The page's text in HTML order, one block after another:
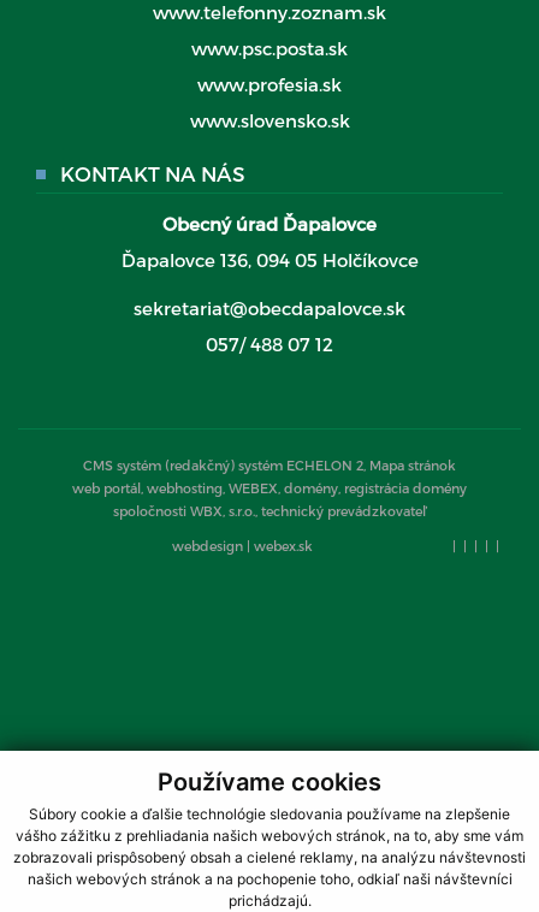
Používame cookies
Súbory cookie a ďalšie technológie sledovania používame na zlepšenie
vášho zážitku z prehliadania našich webových stránok, na to, aby sme vám
zobrazovali prispôsobený obsah a cielené reklamy, na analýzu návštevnosti
našich webových stránok a na pochopenie toho, odkiaľ naši návštevníci
prichádzajú.
www.telefonny.zoznam.sk
www.psc.posta.sk
www.profesia.sk
www.slovensko.sk
KONTAKT NA NÁS
Obecný úrad Ďapalovce
Ďapalovce 136, 094 05 Holčíkovce
sekretariat@obecdapalovce.sk
057/ 488 07 12
CMS systém (redakčný) systém ECHELON 2, Mapa stránok
web portál, webhosting, WEBEX, domény, registrácia domény
spoločnosti WBX, s.r.o., technický prevádzkovateľ
webdesign webex.sk